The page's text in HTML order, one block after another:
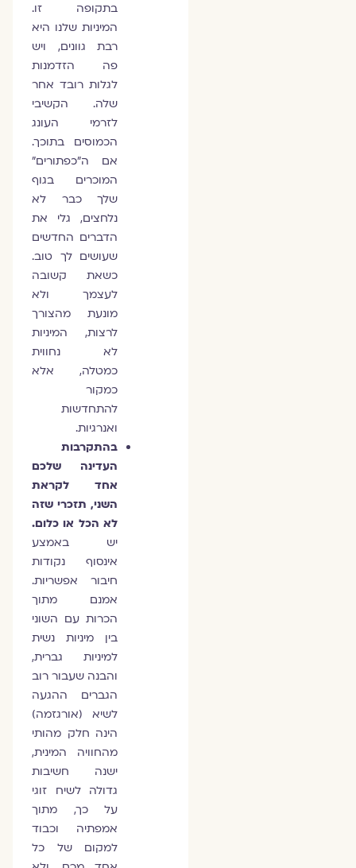
בתקופה זו.
המיניות שלנו היא
רבת גוונים, ויש
פה הזדמנות
לגלות רובד אחר
שלה. הקשיבי
לזרמי העונג
הכמוסים בתוכך.
אם ה"כפתורים"
המוכרים בגוף
שלך כבר לא
נלחצים, גלי את
הדברים החדשים
שעושים לך טוב.
כשאת קשובה
לעצמך ולא
מונעת מהצורך
לרצות, המיניות
לא נחווית
כמטלה, אלא
כמקור
להתחדשות
ואנרגיות.
בהתקרבות
העדינה שלכם
אחד לקראת
השני, תזכרי שזה
לא הכל או כלום.
יש באמצע
אינסוף נקודות
חיבור אפשריות.
אמנם מתוך
הכרות עם השוני
בין מיניות נשית
למיניות גברית,
והבנה שעבור רוב
הגברים ההגעה
לשיא (אורגזמה)
הינה חלק מהותי
מהחוויה המינית,
ישנה חשיבות
גדולה לשיח זוגי
על כך, מתוך
אמפתיה וכבוד
למקום של כל